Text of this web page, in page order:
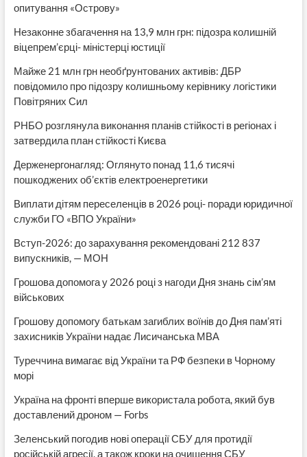
опитування «Острову»
Незаконне збагачення на 13,9 млн грн: підозра колишній
віцепрем’єрці- міністерці юстиції
Майже 21 млн грн необґрунтованих активів: ДБР
повідомило про підозру колишньому керівнику логістики
Повітряних Сил
РНБО розглянула виконання планів стійкості в регіонах і
затвердила план стійкості Києва
Держенергонагляд: Оглянуто понад 11,6 тисячі
пошкоджених об’єктів електроенергетики
Виплати дітям переселенців в 2026 році- поради юридичної
служби ГО «ВПО України»
Вступ-2026: до зарахування рекомендовані 212 837
випускників, — МОН
Грошова допомога у 2026 році з нагоди Дня знань сім’ям
військових
Грошову допомогу батькам загиблих воїнів до Дня пам’яті
захисників України надає Лисичанська МВА
Туреччина вимагає від України та РФ безпеки в Чорному
морі
Україна на фронті вперше використала робота, який був
доставлений дроном — Forbs
Зеленський погодив нові операції СБУ для протидії
російській агресії, а також кроки на очищення СБУ